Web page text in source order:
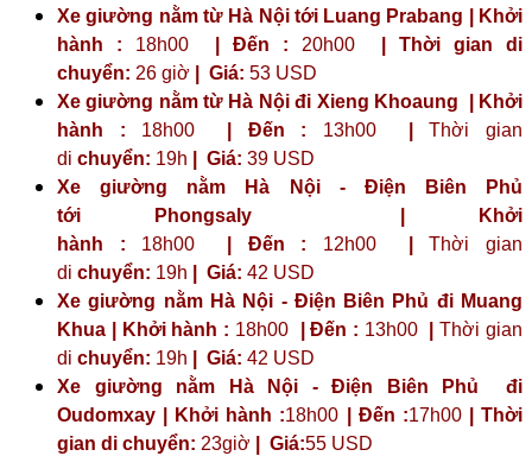
Xe giường nằm từ Hà Nội tới Luang Prabang | Khởi
hành : 18h00 | Đến : 20h00 | Thời gian di
chuyển: 26 giờ | Giá: 53 USD
Xe giường nằm từ Hà Nội đi Xieng Khoaung | Khởi
hành : 18h00 | Đến : 13h00|Thời gian
di chuyển: 19h Giá: 39 USD
Xe giường nằm Hà Nội - Điện Biên Phủ
tới
Phongsaly | Khởi
hành : 18h00 | Đến : 12h00|Thời gian
di chuyển: 19h Giá: 42 USD
Xe giường nằm Hà Nội - Điện Biên Phủ đi Muang
Khua | Khởi hành : 18h00| Đến : 13h00|Thời gian
di chuyển: 19h Giá: 42 USD
Xe giường nằm Hà Nội - Điện Biên Phủ đi
Oudomxay | Khởi hành :18h00 | Đến :17h00| Thời
gian di chuyển: 23giờ | Giá:55 USD